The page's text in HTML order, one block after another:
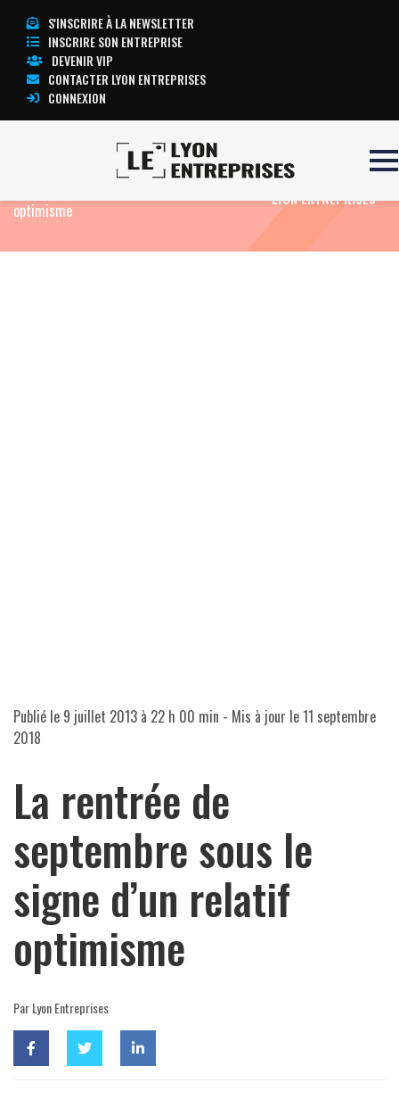
S'INSCRIRE À LA NEWSLETTER
INSCRIRE SON ENTREPRISE
DEVENIR VIP
CONTACTER LYON ENTREPRISES
CONNEXION
Actualité: Edito
La rentrée de
optimisme
TOUTE L’ACTUALITÉ
LYON ENTREPRISES
Publié le 9 juillet 2013 à 22 h 00 min - Mis à jour le11 septembre
2018
La rentrée de
septembre sous le
signe d’un relatif
optimisme
Par Lyon Entreprises